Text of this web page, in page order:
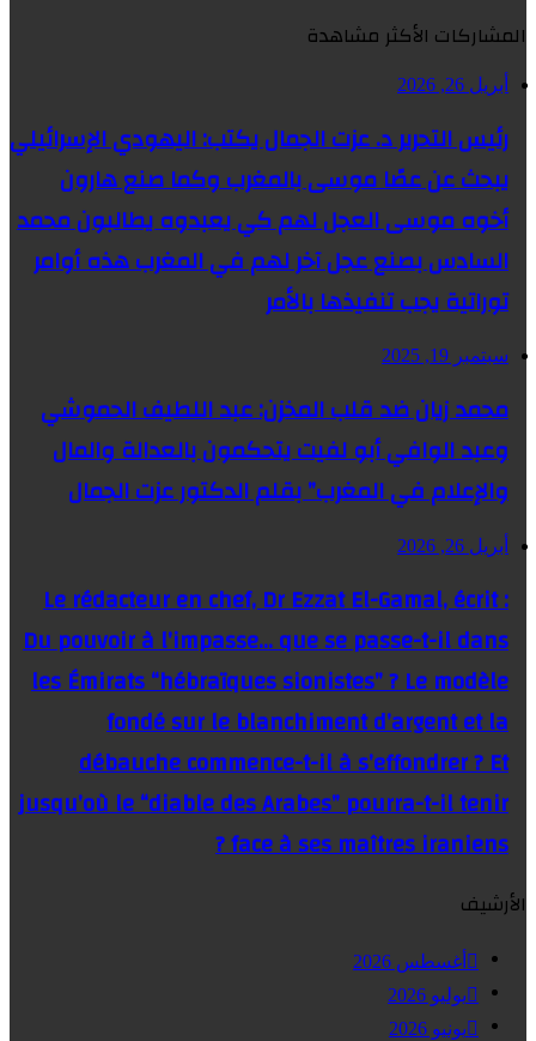
المشاركات الأكثر مشاهدة
أبريل 26, 2026
رئيس التحرير د. عزت الجمال يكتب: اليهودي الإسرائيلي
يبحث عن عصًا موسى بالمغرب وكما صنع هارون
أخوه موسى العجل لهم كي يعبدوه يطالبون محمد
السادس بصنع عجل آخر لهم في المغرب هذه أوامر
توراتية يجب تنفيذها بالأمر
سبتمبر 19, 2025
محمد زيان ضد قلب المخزن: عبد اللطيف الحموشي
وعبد الوافي أبو لفيت يتحكمون بالعدالة والمال
والإعلام في المغرب” بقلم الدكتور عزت الجمال
أبريل 26, 2026
Le rédacteur en chef, Dr Ezzat El-Gamal, écrit :
Du pouvoir à l’impasse… que se passe-t-il dans
les Émirats “hébraïques sionistes” ? Le modèle
fondé sur le blanchiment d’argent et la
débauche commence-t-il à s’effondrer ? Et
jusqu’où le “diable des Arabes” pourra-t-il tenir
face à ses maîtres iraniens ?
الأرشيف
أغسطس 2026
يوليو 2026
يونيو 2026